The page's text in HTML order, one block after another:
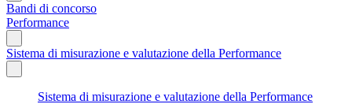
Bandi di concorso
Performance
Sistema di misurazione e valutazione della Performance
Sistema di misurazione e valutazione della Performance